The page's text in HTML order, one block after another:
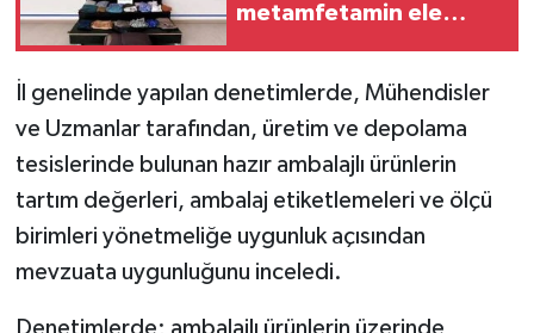
metamfetamin ele
İl genelinde yapılan denetimlerde, Mühendisler
ve Uzmanlar tarafından, üretim ve depolama
tesislerinde bulunan hazır ambalajlı ürünlerin
tartım değerleri, ambalaj etiketlemeleri ve ölçü
birimleri yönetmeliğe uygunluk açısından
mevzuata uygunluğunu inceledi.
Denetimlerde; ambalajlı ürünlerin üzerinde